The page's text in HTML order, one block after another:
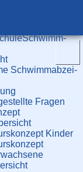
Schwimm­
Schwimm­ab­zei­
Fragen
Kinder